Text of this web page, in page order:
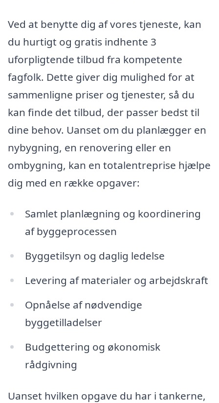
Ved at benytte dig af vores tjeneste, kan
du hurtigt og gratis indhente 3
uforpligtende tilbud fra kompetente
fagfolk. Dette giver dig mulighed for at
sammenligne priser og tjenester, så du
kan finde det tilbud, der passer bedst til
dine behov. Uanset om du planlægger en
nybygning, en renovering eller en
ombygning, kan en totalentreprise hjælpe
dig med en række opgaver:
Samlet planlægning og koordinering
af byggeprocessen
Byggetilsyn og daglig ledelse
Levering af materialer og arbejdskraft
Opnåelse af nødvendige
byggetilladelser
Budgettering og økonomisk
rådgivning
Uanset hvilken opgave du har i tankerne,